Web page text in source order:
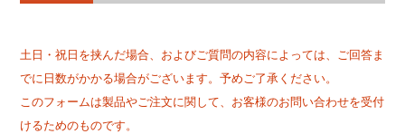
土日・祝日を挟んだ場合、およびご質問の内容によっては、ご回答ま
でに日数がかかる場合がございます。予めご了承ください。
このフォームは製品やご注文に関して、お客様のお問い合わせを受付
けるためのものです。